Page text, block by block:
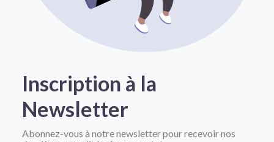
Inscription à la
Newsletter
Abonnez-vous à notre newsletter pour recevoir nos